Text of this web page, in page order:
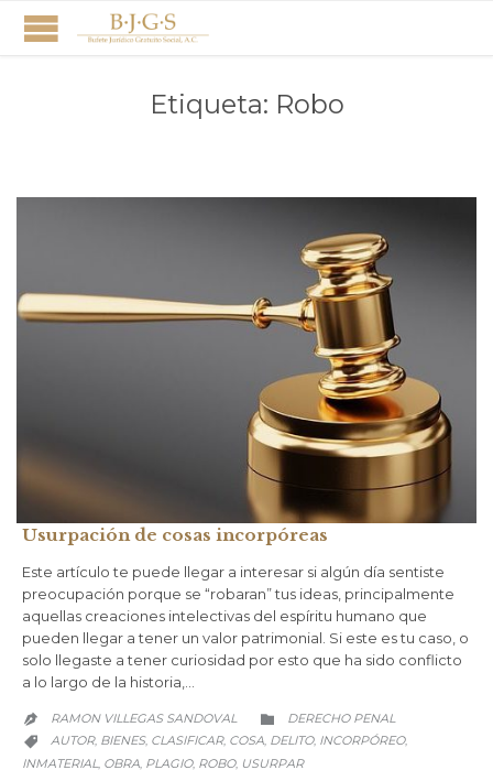
Etiqueta: Robo
Usurpación de cosas incorpóreas
Este artículo te puede llegar a interesar si algún día sentiste
preocupación porque se “robaran” tus ideas, principalmente
aquellas creaciones intelectivas del espíritu humano que
pueden llegar a tener un valor patrimonial. Si este es tu caso, o
solo llegaste a tener curiosidad por esto que ha sido conflicto
a lo largo de la historia,…
 RAMON VILLEGAS SANDOVAL  CATEGORY
DERECHO PENAL
 CATEGORY
AUTOR, BIENES, CLASIFICAR, COSA, DELITO, INCORPÓREO,
INMATERIAL, OBRA, PLAGIO, ROBO, USURPAR